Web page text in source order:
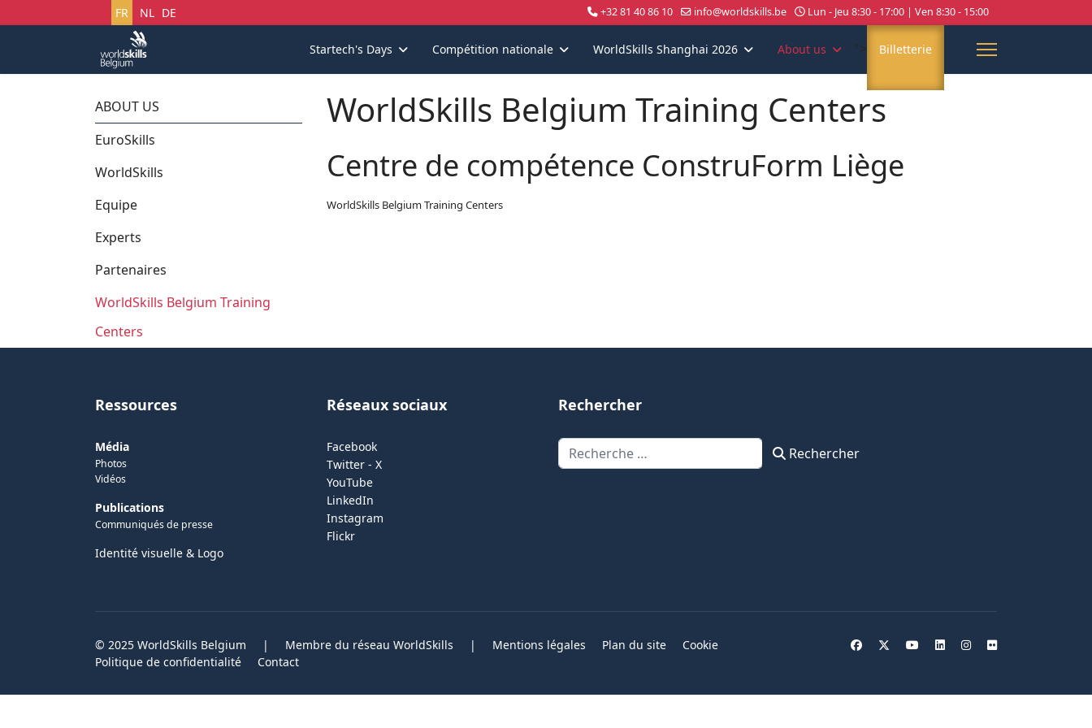
Sélectionnez votre langue
FR NL DE +32 81 40 86 10 info@worldskills.be Lun - Jeu 8:30 - 17:00 | Ven 8:30 - 15:00
Startech's Days Compétition nationale WorldSkills Shanghai 2026 About us "> Billetterie
ABOUT US
EuroSkills
WorldSkills
Equipe
Experts
Partenaires
WorldSkills Belgium Training
Centers
WorldSkills Belgium Training Centers
Centre de compétence ConstruForm Liège
WorldSkills Belgium Training Centers
Ressources
Média
Photos
Vidéos
Publications
Communiqués de presse
Identité visuelle & Logo
Réseaux sociaux
Facebook
Twitter - X
YouTube
LinkedIn
Instagram
Flickr
Rechercher
Rechercher Rechercher
© 2025 WorldSkills Belgium | Membre du réseau WorldSkills | Mentions légales Plan du site
Cookie
Politique de confidentialité
Contact